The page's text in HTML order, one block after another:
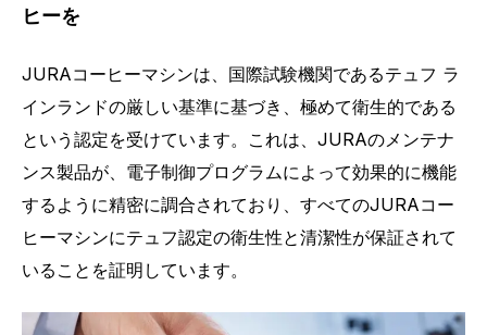
ヒーを
JURAコーヒーマシンは、国際試験機関であるテュフ ラ
インランドの厳しい基準に基づき、極めて衛生的である
という認定を受けています。これは、JURAのメンテナ
ンス製品が、電子制御プログラムによって効果的に機能
するように精密に調合されており、すべてのJURAコー
ヒーマシンにテュフ認定の衛生性と清潔性が保証されて
いることを証明しています。